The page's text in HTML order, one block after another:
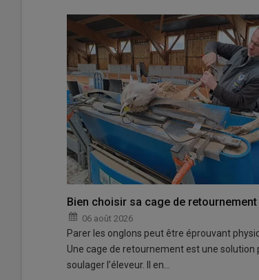
Quatre chefs des Pyrénées-Atlantiques
© Interprofession Lait de Brebis des
«Les Pyrénées-Atlantiquesconstituent le
l’interprofession lance l’édition 2026 de
renforcer l’image du lait de brebis
auprès
protéger ce secteur stratégique », main dans
Bien choisir sa cage de retournement
06 août 2026
Parer les onglons peut être éprouvant
Une cage de retournement est une solution
soulager l’éleveur. Il en…